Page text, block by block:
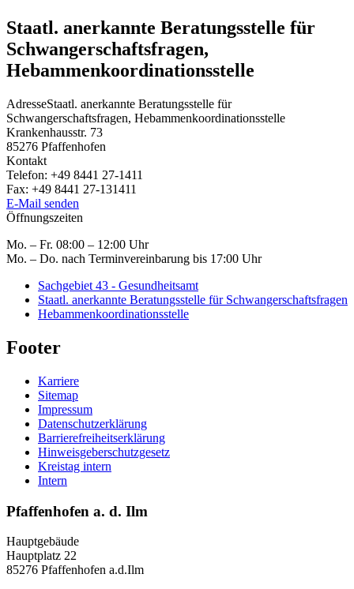
Staatl. anerkannte Beratungsstelle für
Schwangerschaftsfragen,
Hebammenkoordinationsstelle
AdresseStaatl. anerkannte Beratungsstelle für
Schwangerschaftsfragen, Hebammenkoordinationsstelle
Krankenhausstr. 73
85276 Pfaffenhofen
Kontakt
Telefon: +49 8441 27-1411
Fax: +49 8441 27-131411
E-Mail senden
Öffnungszeiten
Mo. – Fr. 08:00 – 12:00 Uhr
Mo. – Do. nach Terminvereinbarung bis 17:00 Uhr
Sachgebiet 43 - Gesundheitsamt
Staatl. anerkannte Beratungsstelle für Schwangerschaftsfragen
Hebammenkoordinationsstelle
Footer
Karriere
Sitemap
Impressum
Datenschutzerklärung
Barrierefreiheitserklärung
Hinweisgeberschutzgesetz
Kreistag intern
Intern
Pfaffenhofen a. d. Ilm
Hauptgebäude
Hauptplatz 22
85276 Pfaffenhofen a.d.Ilm